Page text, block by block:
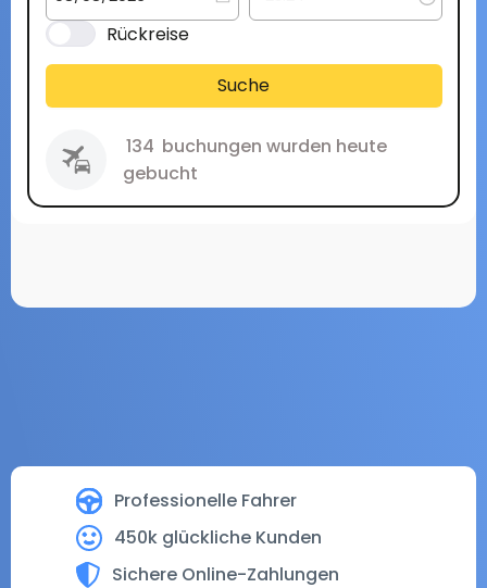
Professionelle Fahrer
450k glückliche Kunden
Sichere Online-Zahlungen
Rückreise
Suche
134 buchungen wurden heute
gebucht